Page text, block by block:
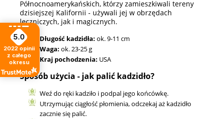
Północnoamerykańskich, którzy zamieszkiwali tereny
dzisiejszej Kalifornii - używali jej w obrzędach
leczniczych, jak i magicznych.
Długość kadzidła: ok. 9-11 cm
Waga: ok. 23-25 g
Kraj pochodzenia: USA
Sposób użycia - jak palić kadzidło?
Weź do ręki kadziło i podpal jego końcówkę.
Utrzymując ciągłość płomienia, odczekaj aż kadzidło
zacznie się palić.
5.0
2022 opinii
z całego
okresu